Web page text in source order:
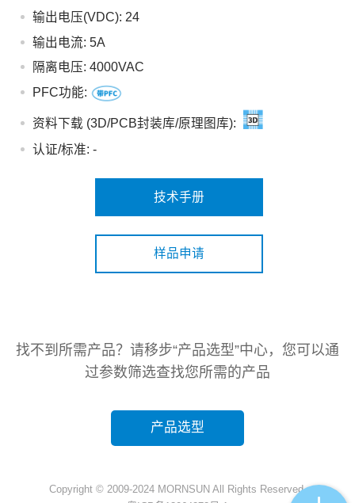
输出电压(VDC): 24
输出电流: 5A
隔离电压: 4000VAC
PFC功能:
资料下载 (3D/PCB封装库/原理图库):
认证/标准: -
技术手册
样品申请
找不到所需产品？请移步“产品选型”中心，您可以通
过参数筛选查找您所需的产品
产品选型
Copyright © 2009-2024 MORNSUN All Rights Reserved.